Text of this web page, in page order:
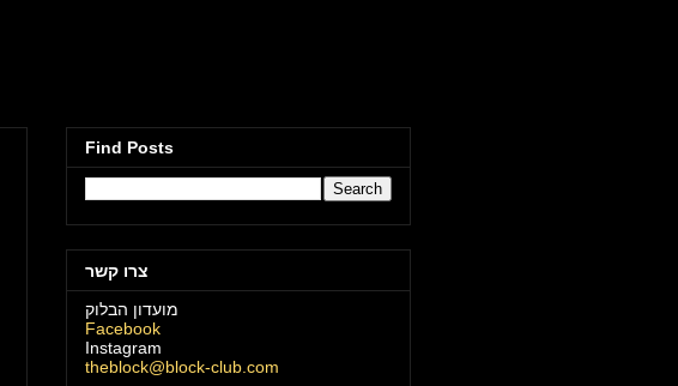
Find Posts
צרו קשר
מועדון הבלוק
Facebook
Instagram
theblock@block-club.com